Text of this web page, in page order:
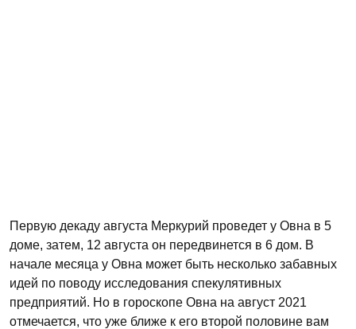
Первую декаду августа Меркурий проведет у Овна в 5
доме, затем, 12 августа он передвинется в 6 дом. В
начале месяца у Овна может быть несколько забавных
идей по поводу исследования спекулятивных
предприятий. Но в гороскопе Овна на август 2021
отмечается, что уже ближе к его второй половине вам